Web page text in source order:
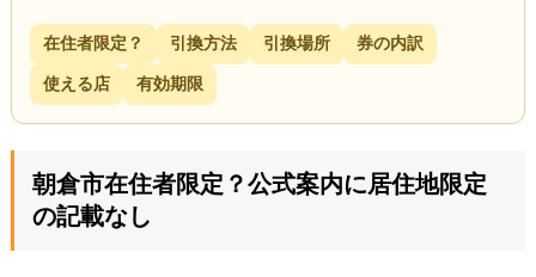
在住者限定？ 引換方法 引換場所 券の内訳
使える店 有効期限
朝倉市在住者限定？公式案内に居住地限定
の記載なし